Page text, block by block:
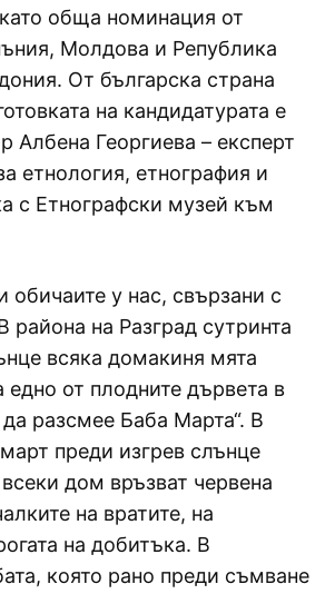
обща номинация от
Молдова и Република
От българска страна
на кандидатурата е
Албена Георгиева – експерт
етнология, етнография и
с Етнографски музей към
обичаите у нас, свързани с
района на Разград сутринта
всяка домакиня мята
едно от плодните дървета в
да разсмее Баба Марта“. В
преди изгрев слънце
дом връзват червена
на вратите, на
на добитъка. В
която рано преди съмване